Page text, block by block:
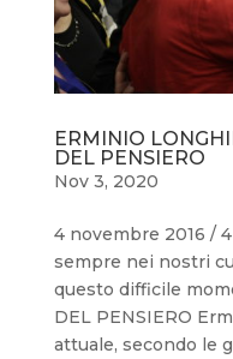
ERMINIO
DEL PENSIERO
Nov 3, 2020
4 novembre 2016 /
sempre nei nostri
questo difficile
DEL PENSIERO
attuale, secondo le